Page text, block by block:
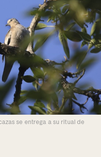
se entrega a su ritual de